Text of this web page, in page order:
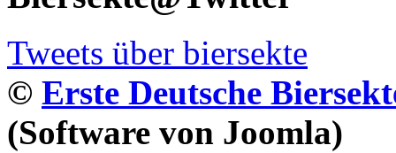
Tweets über biersekte
© Erste Deutsche
(Software von Joomla)